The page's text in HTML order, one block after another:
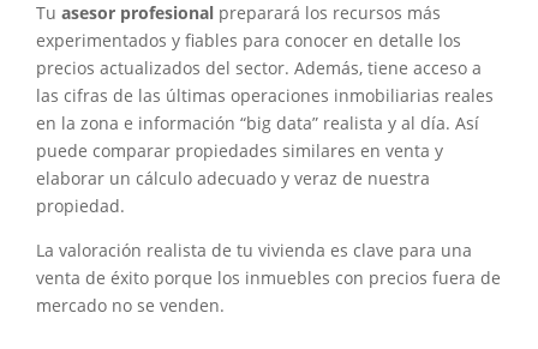
Tu asesor profesional preparará los recursos más
experimentados y fiables para conocer en detalle los
precios actualizados del sector. Además, tiene acceso a
las cifras de las últimas operaciones inmobiliarias reales
en la zona e información “big data” realista y al día. Así
puede comparar propiedades similares en venta y
elaborar un cálculo adecuado y veraz de nuestra
propiedad.
La valoración realista de tu vivienda es clave para una
venta de éxito porque los inmuebles con precios fuera de
mercado no se venden.